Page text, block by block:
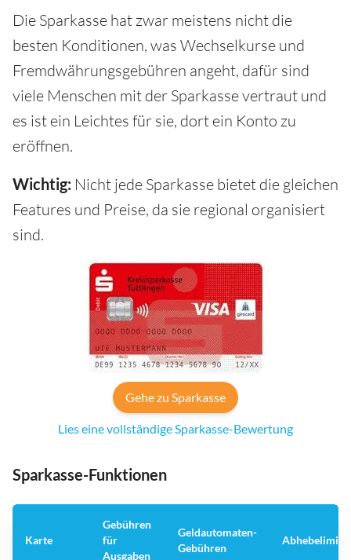
Die Sparkasse hat zwar meistens nicht die
besten Konditionen, was Wechselkurse und
Fremdwährungsgebühren angeht, dafür sind
viele Menschen mit der Sparkasse vertraut und
es ist ein Leichtes für sie, dort ein Konto zu
eröffnen.
Wichtig: Nicht jede Sparkasse bietet die gleichen
Features und Preise, da sie regional organisiert
sind.
Gehe zu Sparkasse
Lies eine vollständige Sparkasse-Bewertung
Sparkasse-Funktionen
Karte
Gebühren
für
Ausgaben
Geldautomaten-
Gebühren
Abhebelimit